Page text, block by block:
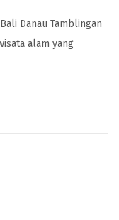
Danau Tamblingan
alam yang